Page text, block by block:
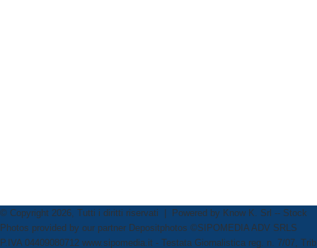
© Copyright 2026, Tutti i diritti riservati | Powered by Know K. Srl -- Stock
Photos provided by our partner Depositphotos ©SIPOMEDIA ADV SRLS
P.IVA 04409080712 www.sipomedia.it - Testata Giornalistica reg. n. 7/07, Trib